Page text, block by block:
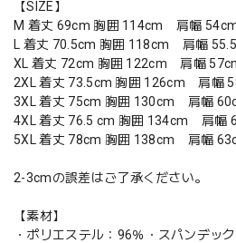
【SIZE】
M 着丈 69cm 胸囲 114cm 肩幅
L 着丈 70.5cm 胸囲 118cm 肩幅
XL 着丈 72cm 胸囲 122cm 肩幅
2XL 着丈 73.5cm 胸囲 126cm 肩幅
3XL 着丈 75cm 胸囲 130cm 肩幅
4XL 着丈 76.5 cm 胸囲 134cm 肩幅
5XL 着丈 78cm 胸囲 138cm 肩幅
2-3cmの誤差はご了承ください。
【素材】
・ポリエステル：96％・スパンデッ